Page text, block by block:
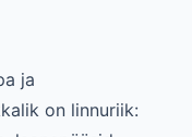
ja
on linnuriik: